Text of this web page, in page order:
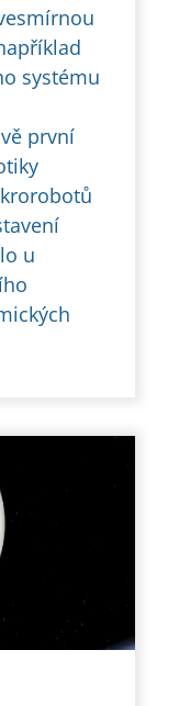
systému
první
u